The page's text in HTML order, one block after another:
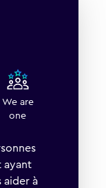
We are
one
ayant
aider à